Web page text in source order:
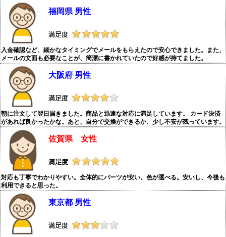
福岡県 男性
入金確認など、細かなタイミングでメールをもらえたので安心できました。また、
メールの文面も必要なことが、簡潔に書かれていたので好感が持てました。
大阪府 男性
朝に注文して翌日届きました。商品と迅速な対応に満足しています。 カード決済
があれば良かったかな。あと、自分で交換ができるか、少し不安が残っています。
佐賀県 女性
対応も丁寧でわかりやすい。全体的にパーツが安い。色が選べる。安いし、今後も
利用できると思った。
東京都 男性